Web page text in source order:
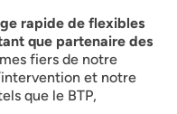
rapide de flexibles
que partenaire des
fiers de notre
et notre
que le BTP,